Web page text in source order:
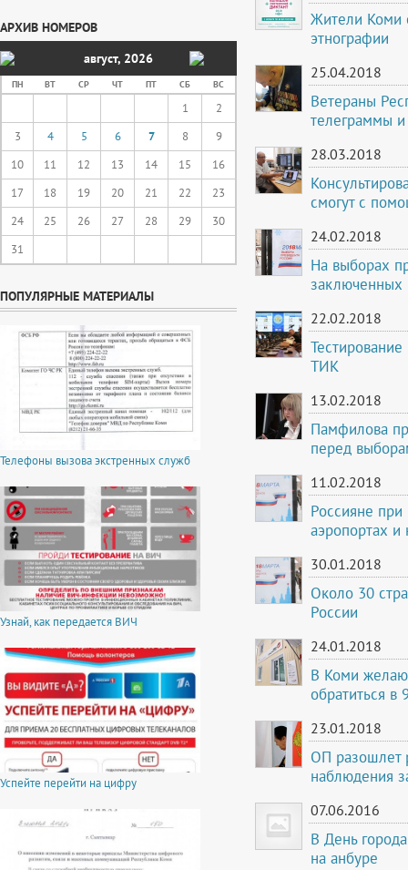
АРХИВ НОМЕРОВ
август, 2026
ПН ВТ СР ЧТ ПТ СБ ВС
1
2
3
4 5 6 7 8
9
10
11 12 13 14 15
16
17
18 19 20 21 22
23
24
25 26 27 28 29
30
31
ПОПУЛЯРНЫЕ МАТЕРИАЛЫ
Телефоны вызова экстренных служб
Узнай, как передается ВИЧ
Успейте перейти на цифру
Жители Коми
этнографии
25.04.2018
Ветераны
телеграммы
28.03.2018
смогут с
24.02.2018
На выборах
заключенных
22.02.2018
ТИК
13.02.2018
Памфилова
перед
11.02.2018
Россияне при
аэропортах и
30.01.2018
Около 30
России
24.01.2018
В Коми
обратиться
23.01.2018
ОП разошлет
наблюдения
07.06.2016
В День
на анбуре